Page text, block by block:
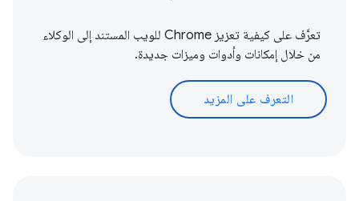
تعرَّف على كيفية تعزيز Chrome للويب المستند إلى الوكلاء
من خلال إمكانات وأدوات وميزات جديدة.
التعرف على المزيد